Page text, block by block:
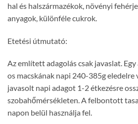
hal és halszármazékok, növényi
anyagok, különféle cukrok.
Etetési útmutató:
Az említett adagolás csak javaslat.
os macskának napi 240-385g eledelre
javasolt napi adagot 1-2 étkezésre
szobahőmérsékleten. A felbontott
napon belül használja fel.